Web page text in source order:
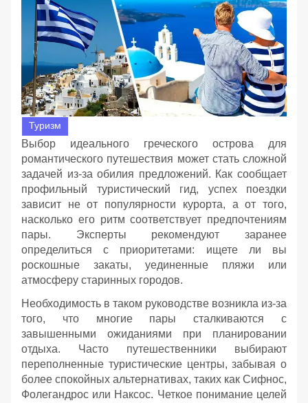
Туризм
Выбор идеального греческого острова для
романтического путешествия может стать сложной
задачей из-за обилия предложений. Как сообщает
профильный туристический гид, успех поездки
зависит не от популярности курорта, а от того,
насколько его ритм соответствует предпочтениям
пары. Эксперты рекомендуют заранее
определиться с приоритетами: ищете ли вы
роскошные закаты, уединенные пляжи или
атмосферу старинных городов.
Необходимость в таком руководстве возникла из-за
того, что многие пары сталкиваются с
завышенными ожиданиями при планировании
отдыха. Часто путешественники выбирают
переполненные туристические центры, забывая о
более спокойных альтернативах, таких как Сифнос,
Фолегандрос или Наксос. Четкое понимание целей